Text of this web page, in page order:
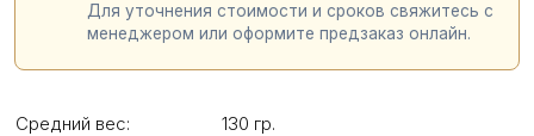
Для уточнения стоимости и сроков свяжитесь с
менеджером или оформите предзаказ онлайн.
Средний вес:
130 гр.